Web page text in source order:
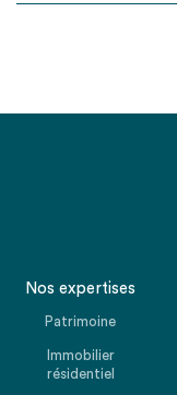
Nos expertises
Patrimoine
Immobilier
résidentiel